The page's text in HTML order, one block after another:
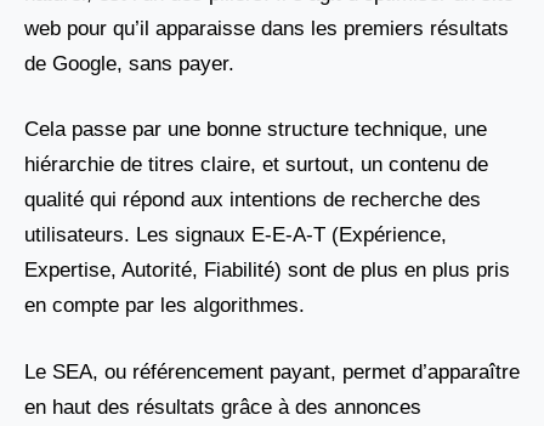
web pour qu’il apparaisse dans les premiers résultats
de Google, sans payer.
Cela passe par une bonne structure technique, une
hiérarchie de titres claire, et surtout, un contenu de
qualité qui répond aux intentions de recherche des
utilisateurs. Les signaux E-E-A-T (Expérience,
Expertise, Autorité, Fiabilité) sont de plus en plus pris
en compte par les algorithmes.
Le SEA, ou référencement payant, permet d’apparaître
en haut des résultats grâce à des annonces